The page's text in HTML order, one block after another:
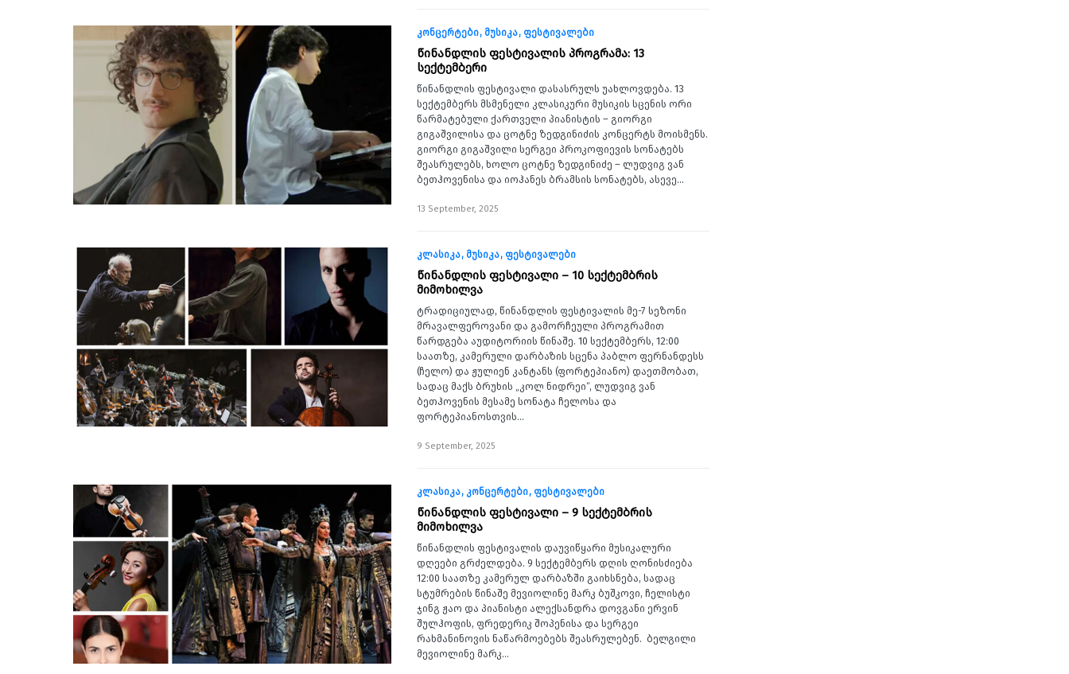
კონცერტები მუსიკა ფესტივალები
წინანდლის ფესტივალის პროგრამა: 13
სექტემბერი
წინანდლის ფესტივალი დასასრულს უახლოვდება. 13
სექტემბერს მსმენელი კლასიკური მუსიკის სცენის ორი
წარმატებული ქართველი პიანისტის – გიორგი
გიგაშვილისა და ცოტნე ზედგინიძის კონცერტს მოისმენს.
გიორგი გიგაშვილი სერგეი პროკოფიევის სონატებს
შეასრულებს, ხოლო ცოტნე ზედგინიძე – ლუდვიგ ვან
ბეთჰოვენისა და იოჰანეს ბრამსის სონატებს, ასევე…
13 September, 2025
კლასიკა მუსიკა ფესტივალები
წინანდლის ფესტივალი – 10 სექტემბრის
მიმოხილვა
ტრადიციულად, წინანდლის ფესტივალის მე-7 სეზონი
მრავალფეროვანი და გამორჩეული პროგრამით
წარდგება აუდიტორიის წინაშე. 10 სექტემბერს, 12:00
საათზე, კამერული დარბაზის სცენა პაბლო ფერნანდესს
(ჩელო) და ჟულიენ კანტანს (ფორტეპიანო) დაეთმობათ,
სადაც მაქს ბრუხის „კოლ ნიდრეი“, ლუდვიგ ვან
ბეთჰოვენის მესამე სონატა ჩელოსა და
ფორტეპიანოსთვის…
9 September, 2025
კლასიკა კონცერტები ფესტივალები
წინანდლის ფესტივალი – 9 სექტემბრის
მიმოხილვა
წინანდლის ფესტივალის დაუვიწყარი მუსიკალური
დღეები გრძელდება. 9 სექტემბერს დღის ღონისძიება
12:00 საათზე კამერულ დარბაზში გაიხსნება, სადაც
სტუმრების წინაშე მევიოლინე მარკ ბუშკოვი, ჩელისტი
ჯინგ ჟაო და პიანისტი ალექსანდრა დოვგანი ერვინ
შულჰოფის, ფრედერიკ შოპენისა და სერგეი
რახმანინოვის ნაწარმოებებს შეასრულებენ. ბელგილი
მევიოლინე მარკ…